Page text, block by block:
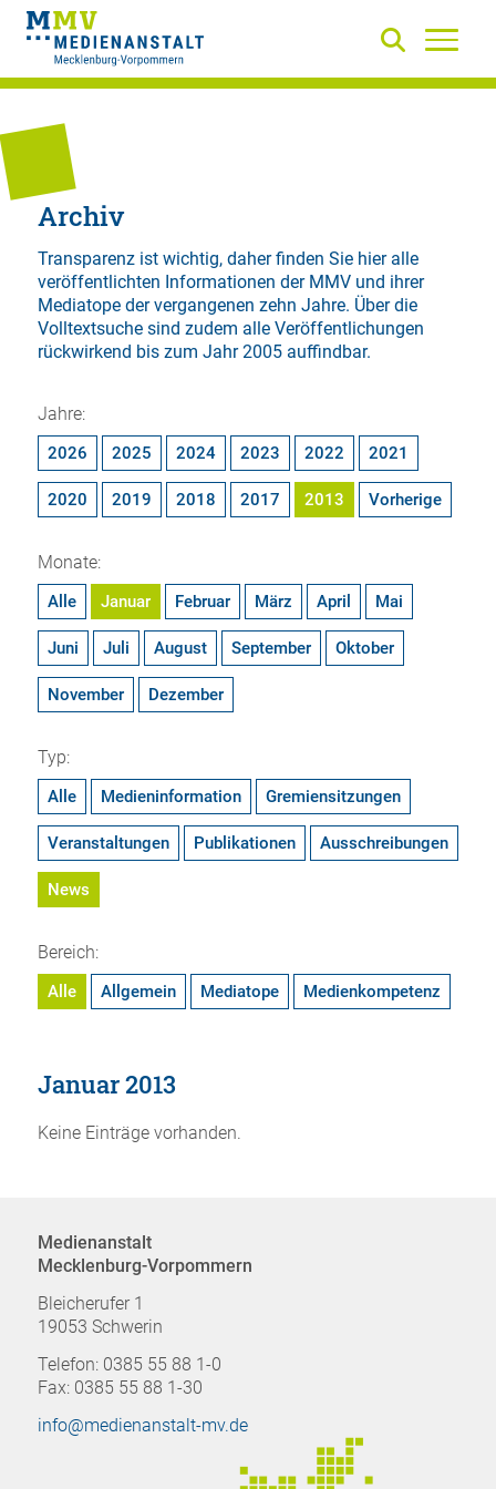
Archiv
Transparenz ist wichtig, daher finden Sie hier alle
veröffentlichten Informationen der MMV und ihrer
Mediatope der vergangenen zehn Jahre. Über die
Volltextsuchesind zudem alle Veröffentlichungen
rückwirkend bis zum Jahr 2005 auffindbar.
Jahre:
2026 2025 2024 2023 2022 2021
2020 2019 2018 2017 2013 Vorherige
Monate:
Alle Januar Februar März April Mai
Juni Juli August September Oktober
November Dezember
Typ:
Alle Medieninformation Gremiensitzungen
Veranstaltungen Publikationen Ausschreibungen
News
Bereich:
Alle Allgemein Mediatope Medienkompetenz
Januar 2013
Keine Einträge vorhanden.
Medienanstalt
Mecklenburg-Vorpommern
Bleicherufer 1
19053 Schwerin
Telefon: 0385 55 88 1-0
Fax: 0385 55 88 1-30
info@medienanstalt-mv.de